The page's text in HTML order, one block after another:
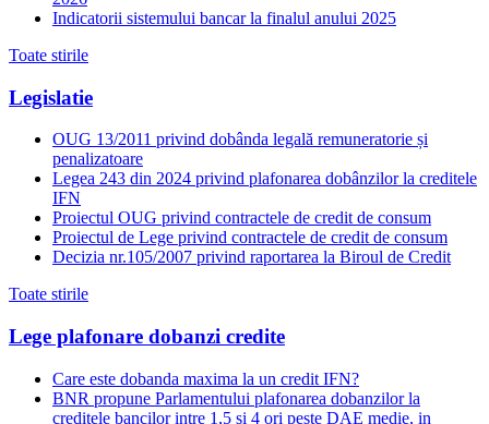
Indicatorii sistemului bancar la finalul anului 2025
Toate stirile
Legislatie
OUG 13/2011 privind dobânda legală remuneratorie și
penalizatoare
Legea 243 din 2024 privind plafonarea dobânzilor la creditele
IFN
Proiectul OUG privind contractele de credit de consum
Proiectul de Lege privind contractele de credit de consum
Decizia nr.105/2007 privind raportarea la Biroul de Credit
Toate stirile
Lege plafonare dobanzi credite
Care este dobanda maxima la un credit IFN?
BNR propune Parlamentului plafonarea dobanzilor la
creditele bancilor intre 1,5 si 4 ori peste DAE medie, in